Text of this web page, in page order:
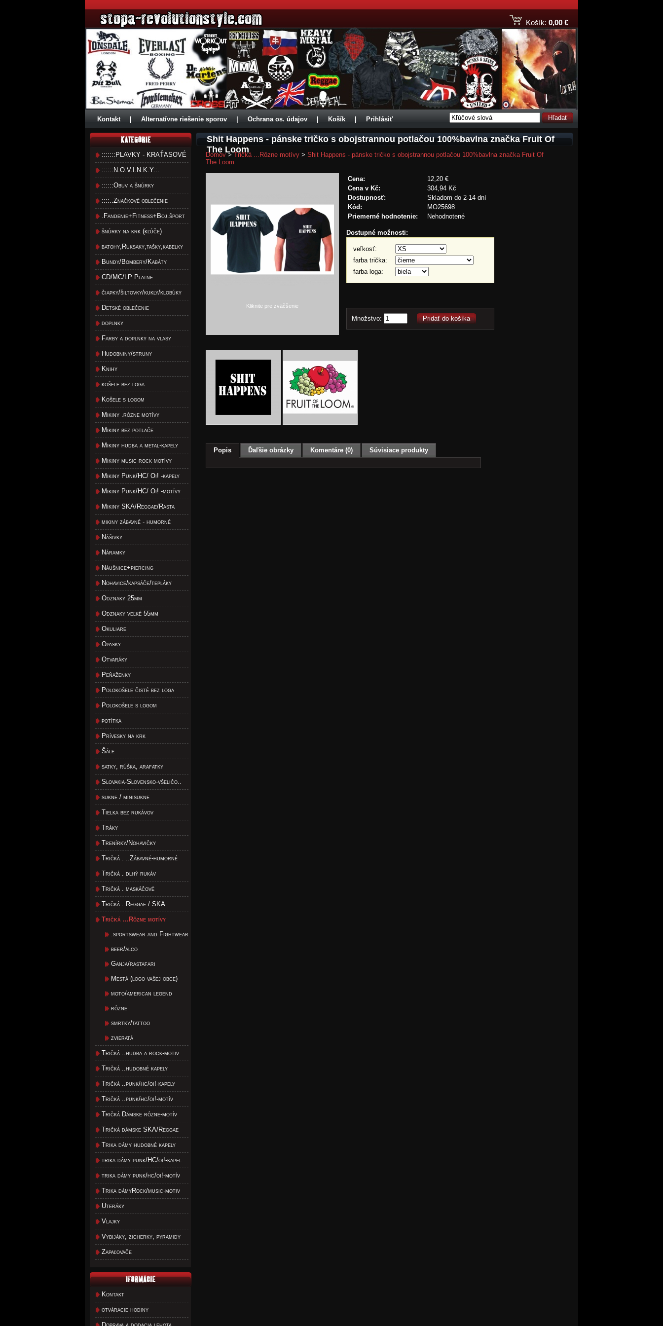
Košík: 0,00 €
Kontakt Alternatívne riešenie sporov Ochrana os. údajov Košík Prihlásiť Hľadať
:::::::PLAVKY - KRAŤASOVÉ
::::::N.O.V.I.N.K.Y::.
::::::Obuv a šnúrky
::::..Značkové oblečenie
.Fandenie+Fitness+Boj.šport
šnúrky na krk (kľúče)
batohy,Ruksaky,tašky,kabelky
Bundy/Bombery/Kabáty
CD/MC/LP Platne
čiapky/šiltovky/kukly/klobúky
Detské oblečenie
doplnky
Farby a doplnky na vlasy
Hudobniny/struny
Knihy
košele bez loga
Košele s logom
Mikiny .rôzne motívy
Mikiny bez potlače
Mikiny hudba a metal-kapely
Mikiny music rock-motívy
Mikiny Punk/HC/ Oi! -kapely
Mikiny Punk/HC/ Oi! -motívy
Mikiny SKA/Reggae/Rasta
mikiny zábavné - humorné
Nášivky
Náramky
Náušnice+piercing
Nohavice/kapsáče/tepláky
Odznaky 25mm
Odznaky veľké 55mm
Okuliare
Opasky
Otvaráky
Peňaženky
Polokošele čisté bez loga
Polokošele s logom
potítka
Prívesky na krk
Šále
satky, rúška, arafatky
Slovakia-Slovensko-všeličo..
sukne / minisukne
Tielka bez rukávov
Tráky
Trenírky/Nohavičky
Tričká . ..Zábavné-humorné
Tričká . dlhý rukáv
Tričká . maskáčové
Tričká . Reggae / SKA
Tričká ...Rôzne motívy
.sportswear and Fightwear
beer/alco
Ganja/rastafari
Mestá (logo vašej obce)
moto/american legend
rôzne
smrtky/tattoo
zvieratá
Tričká ..hudba a rock-motiv
Tričká ..hudobné kapely
Tričká ..punk/hc/oi!-kapely
Tričká ..punk/hc/oi!-motív
Tričká Dámske rôzne-motív
Tričká dámske SKA/Reggae
Trika dámy hudobné kapely
trika dámy punk/HC/oi!-kapel
trika dámy punk/hc/oi!-motív
Trika dámyRock/music-motiv
Uteráky
Vlajky
Vybijáky, zicherky, pyramidy
Zapaľovače
Kontakt
otváracie hodiny
Shit Happens - pánske tričko s obojstrannou potlačou 100%bavlna značka Fruit Of
The Loom
Domov>Tričká ...Rôzne motívy > Shit Happens - pánske tričko s obojstrannou potlačou 100%bavlna značka Fruit Of
The Loom
Kliknite pre zväčšenie
Cena:
12,20 €
Cena v Kč:
304,94 Kč
Dostupnosť:
Skladom do 2-14 dní
Kód:
MO25698
Priemerné hodnotenie:
Nehodnotené
Dostupné možnosti:
veľkosť:
farba trička:
farba loga:
Množstvo: Pridať do košíka
Popis Ďaľšie obrázky Komentáre (0) Súvisiace produkty